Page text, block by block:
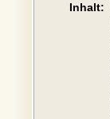
Inhalt: